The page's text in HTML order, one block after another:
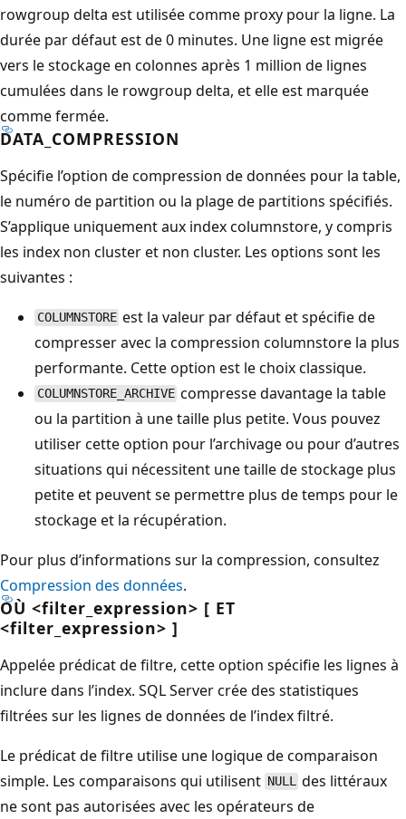
rowgroup delta est utilisée comme proxy pour la ligne. La
durée par défaut est de 0 minutes. Une ligne est migrée
vers le stockage en colonnes après 1 million de lignes
cumulées dans le rowgroup delta, et elle est marquée
comme fermée.
DATA_COMPRESSION
Spécifie l’option de compression de données pour la table,
le numéro de partition ou la plage de partitions spécifiés.
S’applique uniquement aux index columnstore, y compris
les index non cluster et non cluster. Les options sont les
suivantes :
COLUMNSTORE est la valeur par défaut et spécifie de
compresser avec la compression columnstore la plus
performante. Cette option est le choix classique.
COLUMNSTORE_ARCHIVE compresse davantage la table
ou la partition à une taille plus petite. Vous pouvez
utiliser cette option pour l’archivage ou pour d’autres
situations qui nécessitent une taille de stockage plus
petite et peuvent se permettre plus de temps pour le
stockage et la récupération.
Pour plus d’informations sur la compression, consultez
Compression des données.
OÙ <filter_expression> [ ET
<filter_expression> ]
Appelée prédicat de filtre, cette option spécifie les lignes à
inclure dans l’index. SQL Server crée des statistiques
filtrées sur les lignes de données de l’index filtré.
Le prédicat de filtre utilise une logique de comparaison
simple. Les comparaisons qui utilisent NULL des littéraux
ne sont pas autorisées avec les opérateurs de